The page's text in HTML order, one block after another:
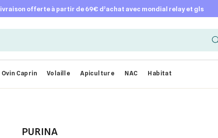
livraison offerte à partir de 69€ d’achat avec mondial relay et gls
Ovin Caprin Volaille Apiculture NAC Habitat
PURINA